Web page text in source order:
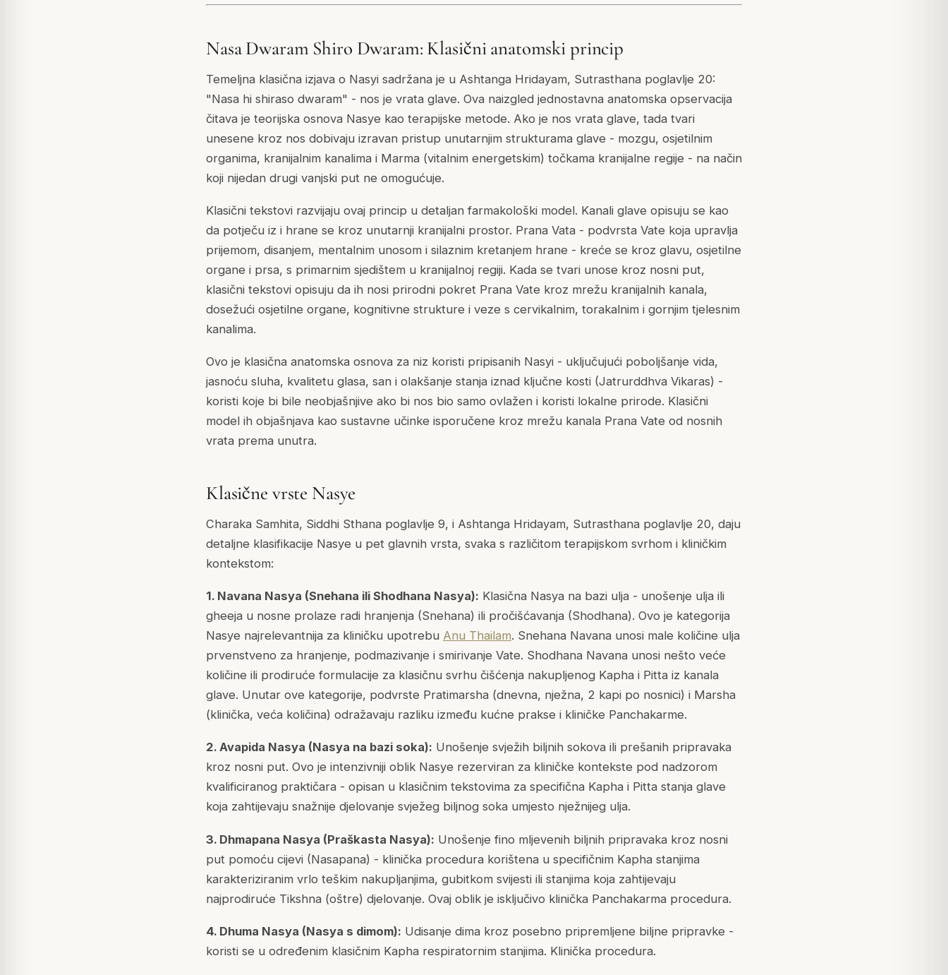
Nasa Dwaram Shiro Dwaram: Klasični anatomski princip
Temeljna klasična izjava o Nasyi sadržana je u Ashtanga Hridayam, Sutrasthana poglavlje 20:
"Nasa hi shiraso dwaram" - nos je vrata glave. Ova naizgled jednostavna anatomska opservacija
čitava je teorijska osnova Nasye kao terapijske metode. Ako je nos vrata glave, tada tvari
unesene kroz nos dobivaju izravan pristup unutarnjim strukturama glave - mozgu, osjetilnim
organima, kranijalnim kanalima i Marma (vitalnim energetskim) točkama kranijalne regije - na način
koji nijedan drugi vanjski put ne omogućuje.
Klasični tekstovi razvijaju ovaj princip u detaljan farmakološki model. Kanali glave opisuju se kao
da potječu iz i hrane se kroz unutarnji kranijalni prostor. Prana Vata - podvrsta Vate koja upravlja
prijemom, disanjem, mentalnim unosom i silaznim kretanjem hrane - kreće se kroz glavu, osjetilne
organe i prsa, s primarnim sjedištem u kranijalnoj regiji. Kada se tvari unose kroz nosni put,
klasični tekstovi opisuju da ih nosi prirodni pokret Prana Vate kroz mrežu kranijalnih kanala,
dosežući osjetilne organe, kognitivne strukture i veze s cervikalnim, torakalnim i gornjim tjelesnim
kanalima.
Ovo je klasična anatomska osnova za niz koristi pripisanih Nasyi - uključujući poboljšanje vida,
jasnoću sluha, kvalitetu glasa, san i olakšanje stanja iznad ključne kosti (Jatrurddhva Vikaras) -
koristi koje bi bile neobjašnjive ako bi nos bio samo ovlažen i koristi lokalne prirode. Klasični
model ih objašnjava kao sustavne učinke isporučene kroz mrežu kanala Prana Vate od nosnih
vrata prema unutra.
Klasične vrste Nasye
Charaka Samhita, Siddhi Sthana poglavlje 9, i Ashtanga Hridayam, Sutrasthana poglavlje 20, daju
detaljne klasifikacije Nasye u pet glavnih vrsta, svaka s različitom terapijskom svrhom i kliničkim
kontekstom:
1. Navana Nasya (Snehana ili Shodhana Nasya): Klasična Nasya na bazi ulja - unošenje ulja ili
gheeja u nosne prolaze radi hranjenja (Snehana) ili pročišćavanja (Shodhana). Ovo je kategorija
Nasye najrelevantnija za kliničku upotrebu Anu Thailam. Snehana Navana unosi male količine ulja
prvenstveno za hranjenje, podmazivanje i smirivanje Vate. Shodhana Navana unosi nešto veće
količine ili prodiruće formulacije za klasičnu svrhu čišćenja nakupljenog Kapha i Pitta iz kanala
glave. Unutar ove kategorije, podvrste Pratimarsha (dnevna, nježna, 2 kapi po nosnici) i Marsha
(klinička, veća količina) odražavaju razliku između kućne prakse i kliničke Panchakarme.
2. Avapida Nasya (Nasya na bazi soka): Unošenje svježih biljnih sokova ili prešanih pripravaka
kroz nosni put. Ovo je intenzivniji oblik Nasye rezerviran za kliničke kontekste pod nadzorom
kvalificiranog praktičara - opisan u klasičnim tekstovima za specifična Kapha i Pitta stanja glave
koja zahtijevaju snažnije djelovanje svježeg biljnog soka umjesto nježnijeg ulja.
3. Dhmapana Nasya (Praškasta Nasya): Unošenje fino mljevenih biljnih pripravaka kroz nosni
put pomoću cijevi (Nasapana) - klinička procedura korištena u specifičnim Kapha stanjima
karakteriziranim vrlo teškim nakupljanjima, gubitkom svijesti ili stanjima koja zahtijevaju
najprodiruće Tikshna (oštre) djelovanje. Ovaj oblik je isključivo klinička Panchakarma procedura.
4. Dhuma Nasya (Nasya s dimom): Udisanje dima kroz posebno pripremljene biljne pripravke -
koristi se u određenim klasičnim Kapha respiratornim stanjima. Klinička procedura.